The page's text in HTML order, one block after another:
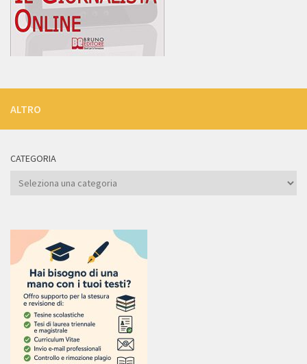
ALTRO
CATEGORIA
Categoria